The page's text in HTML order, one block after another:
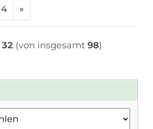
4 »
32 (von insgesamt 98)